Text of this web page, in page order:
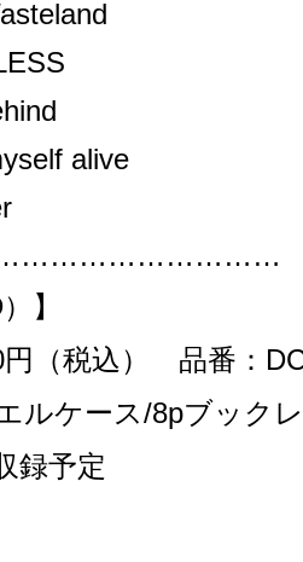
alive
）】
円（税込） 品番：
ルケース/8pブック
録予定